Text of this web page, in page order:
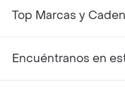
Top Marcas y
Encuéntranos en